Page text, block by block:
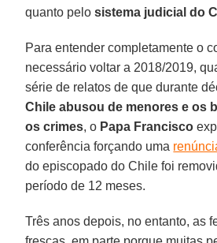
quanto pelosistema judicial do
Para entender completamente o
necessário voltar a 2018/2019,
série de relatos de que durante
Chile abusou de menores e os
os crimes, o Papa Francisco
conferência forçando uma
do episcopado do Chile foi
período de 12 meses.
Três anos depois, no entanto, as